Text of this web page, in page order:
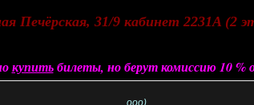
Печёрская, 31/9 кабинет 2231A (2
купитьбилеты, но берут комиссию 10 %
ооо)